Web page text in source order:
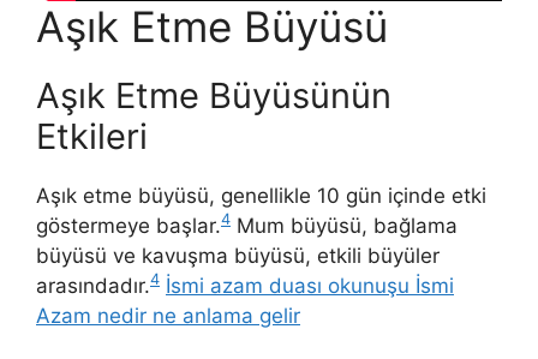
Aşık Etme Büyüsü
Aşık Etme Büyüsünün
Etkileri
Aşık etme büyüsü, genellikle 10 gün içinde etki
göstermeye başlar.4 Mum büyüsü, bağlama
büyüsü ve kavuşma büyüsü, etkili büyüler
arasındadır.4 İsmi azam duası okunuşu İsmi
Azam nedir ne anlama gelir